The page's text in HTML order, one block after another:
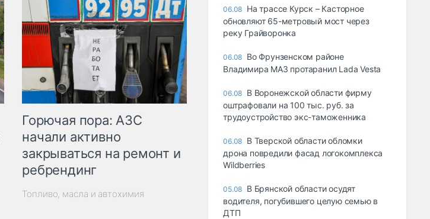
Горючая пора: АЗС
начали активно
закрываться на ремонт и
ребрендинг
Топливо, масла и автохимия
06.08 На трассе Курск – Касторное
обновляют 65-метровый мост через
реку Грайворонка
06.08 Во Фрунзенском районе
Владимира МАЗ протаранил Lada Vesta
06.08 В Воронежской области фирму
оштрафовали на 100 тыс. руб. за
трудоустройство экс-таможенника
06.08 В Тверской области обломки
дрона повредили фасад логокомплекса
Wildberries
05.08 В Брянской области осудят
водителя, погубившего целую семью в
ДТП